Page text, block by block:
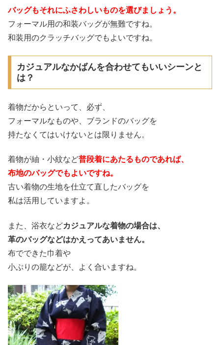
バッグもそれにふさわしいものを選びましょう。
フォーマル用の和装バッグが無難ですね。
和装用のクラッチバッグでもよいですね。
カジュアルなかばんを合わせてもいいシーンと
は？
着物だからといって、必ず、
フォーマルなものや、ブランドのバッグを
持たなくてはいけないとは限りません。
着物が紬・小紋など普段着にあたるものであれば、
布地のバッグでもよいですね。
古い着物の生地を仕立て直したバッグを
私は活用していますよ。
また、浴衣などカジュアルな着物の場合は、
革のバッグなどはかえってあいません。
布でできた巾着や
小ぶりの籠などが、よく合いますね。